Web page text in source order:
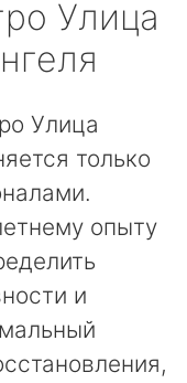
Улица
Улица
только
опыту
и